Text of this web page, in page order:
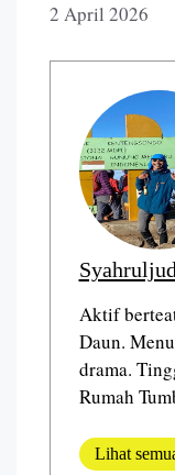
2 April 2026
Aktif
Daun.
drama.
Rumah
Lihat